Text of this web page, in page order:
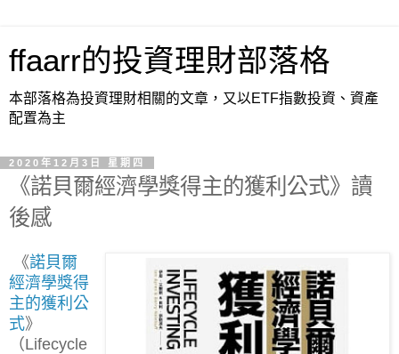
ffaarr的投資理財部落格
本部落格為投資理財相關的文章，又以ETF指數投資、資產
配置為主
2020年12月3日 星期四
《諾貝爾經濟學獎得主的獲利公式》讀
後感
《諾貝爾
經濟學獎得
主的獲利公
式》
（Lifecycle